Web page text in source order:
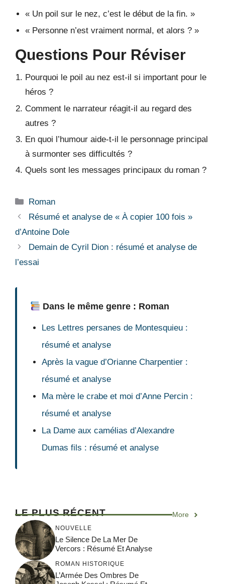
« Un poil sur le nez, c’est le début de la fin. »
« Personne n’est vraiment normal, et alors ? »
Questions Pour Réviser
Pourquoi le poil au nez est-il si important pour le
héros ?
Comment le narrateur réagit-il au regard des
autres ?
En quoi l’humour aide-t-il le personnage principal
à surmonter ses difficultés ?
Quels sont les messages principaux du roman ?
Catégories
Roman
Résumé et analyse de « À copier 100 fois »
d’Antoine Dole
Demain de Cyril Dion : résumé et analyse de
l’essai
Dans le même genre : Roman
Les Lettres persanes de Montesquieu :
résumé et analyse
Après la vague d’Orianne Charpentier :
résumé et analyse
Ma mère le crabe et moi d’Anne Percin :
résumé et analyse
La Dame aux camélias d’Alexandre
Dumas fils : résumé et analyse
LE PLUS RÉCENT More
NOUVELLE
Le Silence De La Mer De
Vercors : Résumé Et Analyse
ROMAN HISTORIQUE
L’Armée Des Ombres De